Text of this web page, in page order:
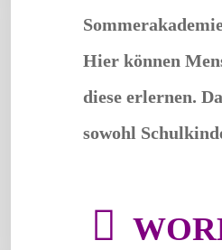
Hier können
diese erlernen.
sowohl